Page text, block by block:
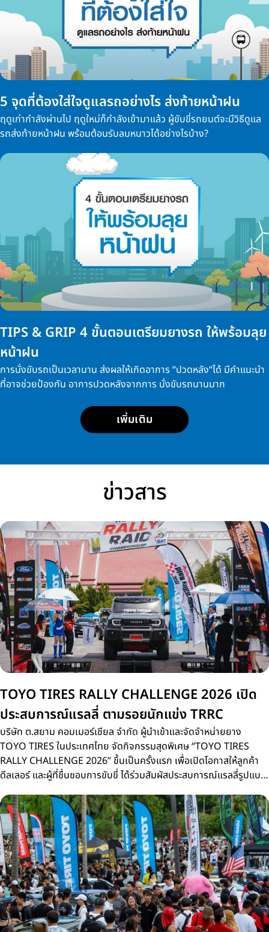
5 จุดที่ต้องใส่ใจดูแลรถอย่างไร ส่งท้ายหน้าฝน
ฤดูเก่ากำลังผ่านไป ฤดูใหม่ก็กำลังเข้ามาแล้ว ผู้ขับขี่รถยนต์จะมีวิธีดูแล
รถส่งท้ายหน้าฝน พร้อมต้อนรับลบหนาวได้อย่างไรบ้าง?
TIPS & GRIP 4 ขั้นตอนเตรียมยางรถ ให้พร้อมลุย
หน้าฝน
การนั่งขับรถเป็นเวลานาน ส่งผลให้เกิดอาการ “ปวดหลัง“ได้ มีคำแนะนำ
ที่อาจช่วยป้องกัน อาการปวดหลังจากการ นั่งขับรถนานมาก
เพิ่มเติม
ข่าวสาร
TOYO TIRES RALLY CHALLENGE 2026 เปิด
ประสบการณ์แรลลี่ ตามรอยนักแข่ง TRRC
บริษัท ต.สยาม คอมเมอร์เชียล จำกัด ผู้นำเข้าและจัดจำหน่ายยาง
TOYO TIRES ในประเทศไทย จัดกิจกรรมสุดพิเศษ “TOYO TIRES
RALLY CHALLENGE 2026” ขึ้นเป็นครั้งแรก เพื่อเปิดโอกาสให้ลูกค้า
ดีลเลอร์ และผู้ที่ชื่นชอบการขับขี่ ได้ร่วมสัมผัสประสบการณ์แรลลี่รูปแบบ
Championship 2026 (TRRC) ศึกรถยนต์แรลลี่ทางฝุ่นชิงแชมป์
ประเทศไทย